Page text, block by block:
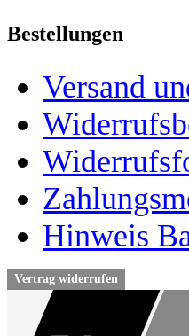
Bestellungen
Versand
Hinweis
Vertrag widerrufen